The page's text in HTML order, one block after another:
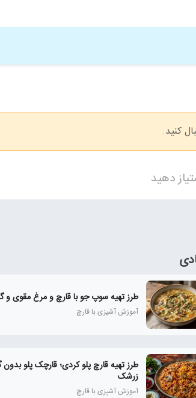
کنید.
دهید
طرز تهیه سوپ جو با قارچ و مرغ مقوی و
آموزش آشپزی با قارچ
طرز تهیه قارچ پلو کردی؛ قارچک پلو
زرشک
آموزش آشپزی با قارچ